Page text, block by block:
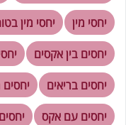
יחסי מין
יחסי מין
יחסים בין אקסים
יחסים בריאים
יחסים
יחסים עם אקס